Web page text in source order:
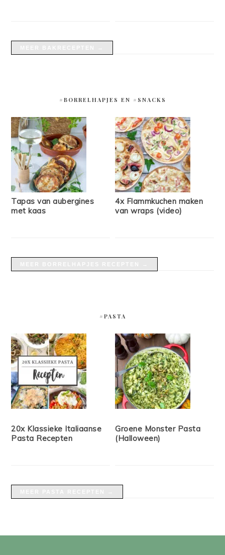
#BORRELHAPJES EN #SNACKS
Tapas van aubergines
met kaas
4x Flammkuchen maken
van wraps (video)
#PASTA
20x Klassieke Italiaanse
Pasta Recepten
Groene Monster Pasta
(Halloween)